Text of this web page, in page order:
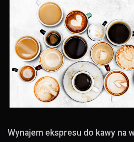
Wynajem ekspresu do kawy na